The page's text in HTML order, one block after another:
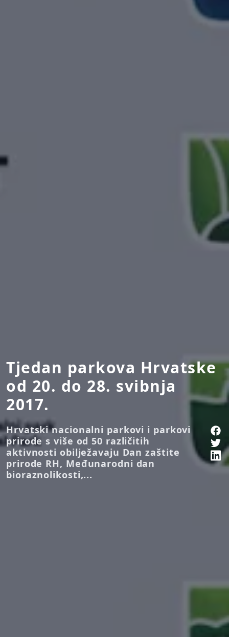
Tjedan parkova Hrvatske
od 20. do 28. svibnja
2017.
Hrvatski nacionalni parkovi i parkovi
prirode s više od 50 različitih
aktivnosti obilježavaju Dan zaštite
prirode RH, Međunarodni dan
bioraznolikosti,...